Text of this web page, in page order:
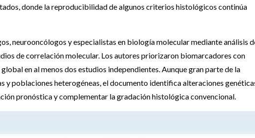
donde la reproducibilidad de algunos criterios histológicos continúa
neurooncólogos y especialistas en biología molecular mediante análisis
de correlación molecular. Los autores priorizaron biomarcadores con
en al menos dos estudios independientes. Aunque gran parte de la
y poblaciones heterogéneas, el documento identifica alteraciones
pronóstica y complementar la gradación histológica convencional.